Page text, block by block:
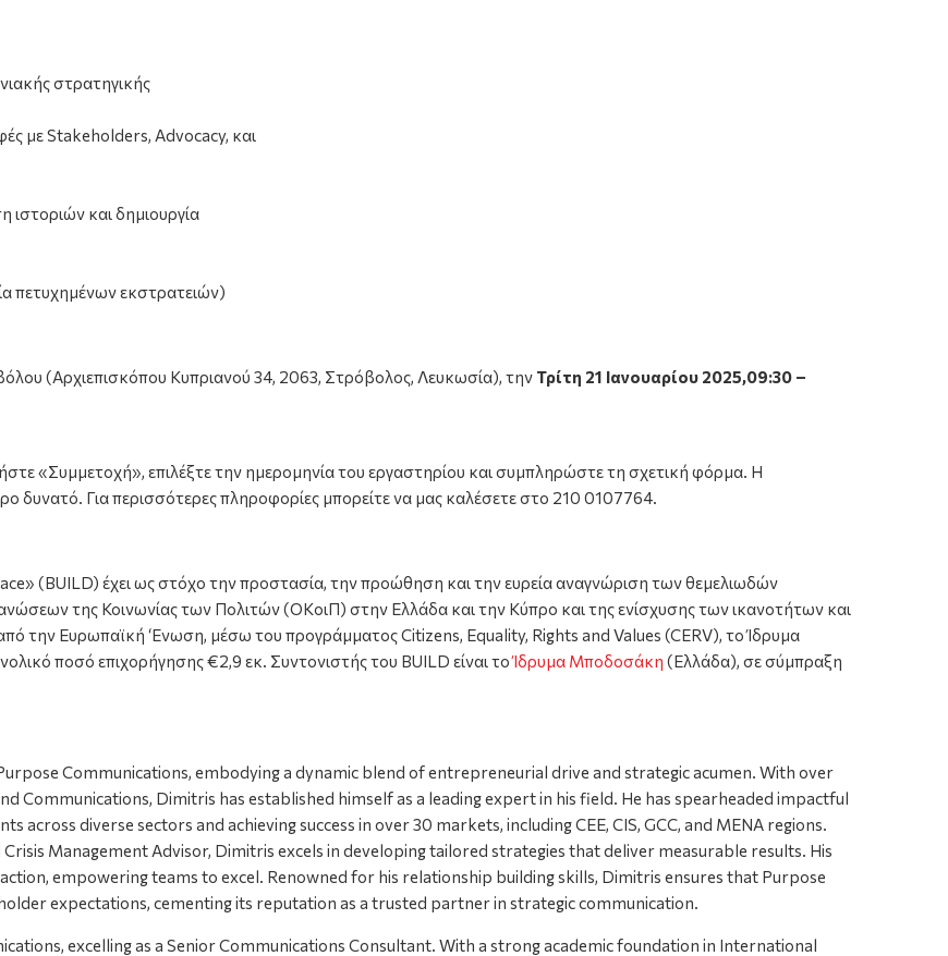
στρατηγικής
με Stakeholders, Advocacy, και
και δημιουργία
πετυχημένων εκστρατειών)
(Αρχιεπισκόπου Κυπριανού 34, 2063, Στρόβολος, Λευκωσία), την Τρίτη 21 Ιανουαρίου 2025,09:30 –
«Συμμετοχή», επιλέξτε την ημερομηνία του εργαστηρίου και συμπληρώστε τη σχετική φόρμα. Η
δυνατό. Για περισσότερες πληροφορίες μπορείτε να μας καλέσετε στο 210 0107764.
» (BUILD) έχει ως στόχο την προστασία, την προώθηση και την ευρεία αναγνώριση των θεμελιωδών
της Κοινωνίας των Πολιτών (OKοιΠ) στην Ελλάδα και την Κύπρο και της ενίσχυσης των ικανοτήτων και
την Ευρωπαϊκή ‘Ενωση, μέσω του προγράμματος Citizens, Equality, Rights and Values (CERV), το Ίδρυμα
ποσό επιχορήγησης €2,9 εκ. Συντονιστής του BUILD είναι τοΊδρυμα Μποδοσάκη (Ελλάδα), σε σύμπραξη
Communications, embodying a dynamic blend of entrepreneurial drive and strategic acumen. With over
Communications, Dimitris has established himself as a leading expert in his field. He has spearheaded impactful
across diverse sectors and achieving success in over 30 markets, including CEE, CIS, GCC, and MENA regions.
Management Advisor, Dimitris excels in developing tailored strategies that deliver measurable results. His
empowering teams to excel. Renowned for his relationship building skills, Dimitris ensures that Purpose
expectations, cementing its reputation as a trusted partner in strategic communication.
excelling as a Senior Communications Consultant. With a strong academic foundation in International